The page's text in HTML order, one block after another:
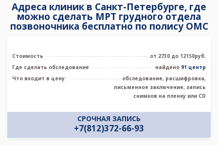
Адреса клиник в Санкт-Петербурге, где
можно сделать МРТ грудного отдела
позвоночника бесплатно по полису ОМС
Стоимость
от 2730 до 12150руб.
Где сделать обследование
найдено 91 центр
Что входит в цену:
обследование, расшифровка,
письменное заключение, запись
снимков на пленку или CD
СРОЧНАЯ ЗАПИСЬ
+7(812)372-66-93